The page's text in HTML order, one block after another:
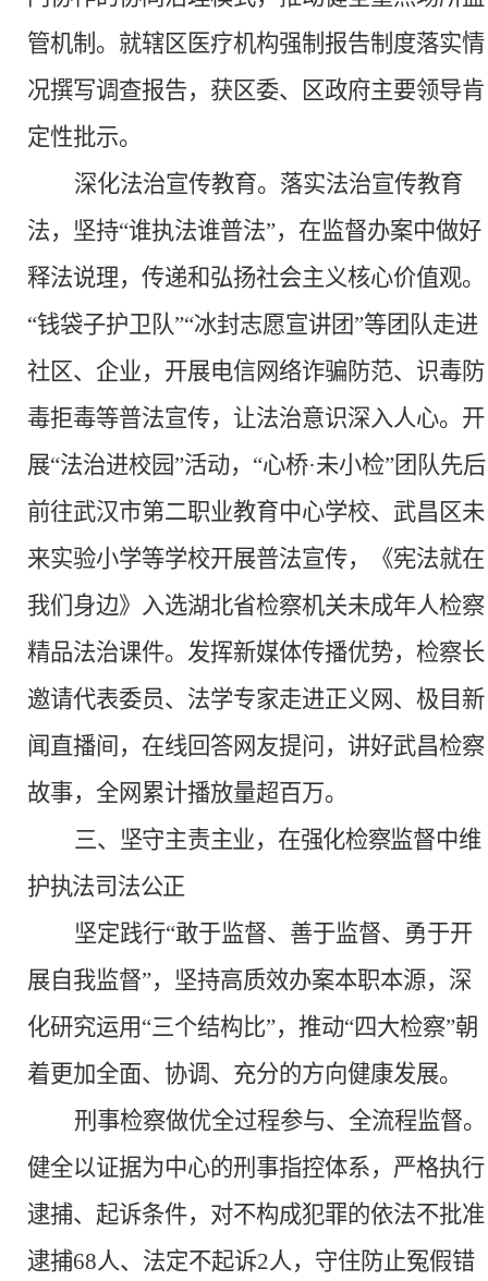
管机制。就辖区医疗机构强制报告制度落实情
况撰写调查报告，获区委、区政府主要领导肯
定性批示。
深化法治宣传教育。 落实法治宣传教育
法，坚持“谁执法谁普法”，在监督办案中做好
释法说理，传递和弘扬社会主义核心价值观。
“钱袋子护卫队”“冰封志愿宣讲团”等团队走进
社区、企业，开展电信网络诈骗防范、识毒防
毒拒毒等普法宣传，让法治意识深入人心。开
展“法治进校园”活动，“心桥·未小检”团队先后
前往武汉市第二职业教育中心学校、武昌区未
来实验小学等学校开展普法宣传，《宪法就在
我们身边》入选湖北省检察机关未成年人检察
精品法治课件。发挥新媒体传播优势，检察长
邀请代表委员、法学专家走进正义网、极目新
闻直播间，在线回答网友提问，讲好武昌检察
故事，全网累计播放量超百万。
三、 坚守主责主业，在强化检察监督中维
护执法司法公正
坚定践行“敢于监督、善于监督、勇于开
展自我监督”，坚持高质效办案本职本源，深
化研究运用“三个结构比”，推动“四大检察”朝
着更加全面、协调、充分的方向健康发展。
刑事检察做优全过程参与、全流程监督。
健全以证据为中心的刑事指控体系，严格执行
逮捕、起诉条件，对不构成犯罪的依法不批准
逮捕68人、法定不起诉2人，守住防止冤假错